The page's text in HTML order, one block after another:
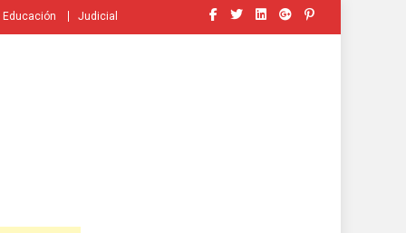
Educación Judicial